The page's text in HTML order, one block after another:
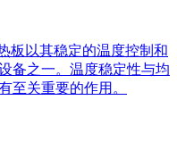
板以其稳定的温度控制和
备之一。温度稳定性与均
至关重要的作用。